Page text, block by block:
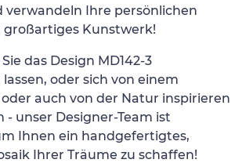
verwandeln Ihre persönlichen
großartiges Kunstwerk!
das Design MD142-3
oder sich von einem
auch von der Natur inspirieren
- unser Designer-Team ist
Ihnen ein handgefertigtes,
Ihrer Träume zu schaffen!